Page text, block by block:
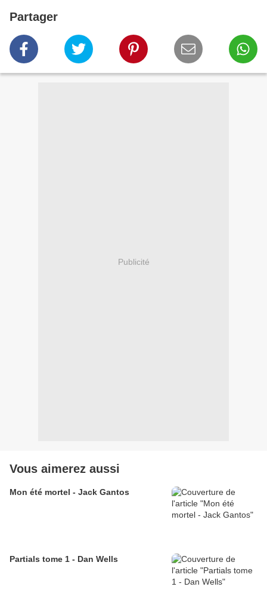
Partager
Publicité
Vous aimerez aussi
Mon été mortel - Jack Gantos
Partials tome 1 - Dan Wells